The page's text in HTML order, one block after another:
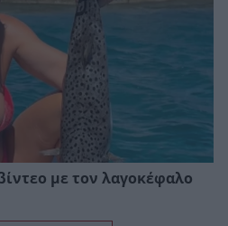
με τον λαγοκέφαλο